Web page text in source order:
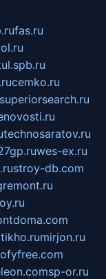
fas.ru
cemko.ru
superiorsearch.ru
technosaratov.ru
wes-ex.ru
stroy-db.com
mirjon.ru
sp-or.ru